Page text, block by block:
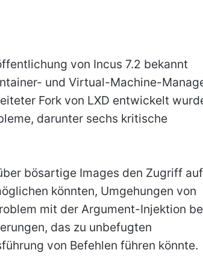
von Incus 7.2 bekannt
und Virtual-Machine-
Fork von LXD entwickelt
darunter sechs kritische
bösartige Images den Zugriff auf
könnten, Umgehungen von
mit der Argument-Injektion
das zu unbefugten
von Befehlen führen könnte.